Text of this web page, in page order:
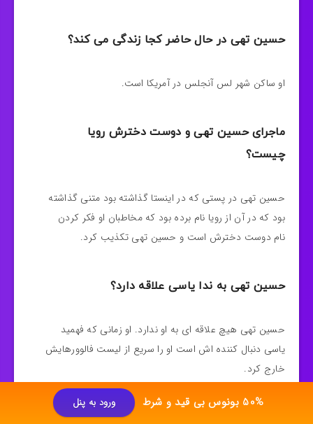
حسین تهی در حال حاضر کجا زندگی می کند؟
او ساکن شهر لس آنجلس در آمریکا است.
ماجرای حسین تهی و دوست دخترش رویا
چیست؟
حسین تهی در پستی که در اینستا گذاشته بود متنی گذاشته
بود که در آن از رویا نام برده بود که مخاطبان او فکر کردن
نام دوست دخترش است و حسین تهی تکذیب کرد.
حسین تهی به ندا یاسی علاقه دارد؟
حسین تهی هیچ علاقه ای به او ندارد. او زمانی که فهمید
یاسی دنبال کننده اش است او را سریع از لیست فالوورهایش
خارج کرد.
آیا امکان پیش بینی فوتبال زنده در سایت حسین
50% بونوس بی قید و شرط ورود به پنل